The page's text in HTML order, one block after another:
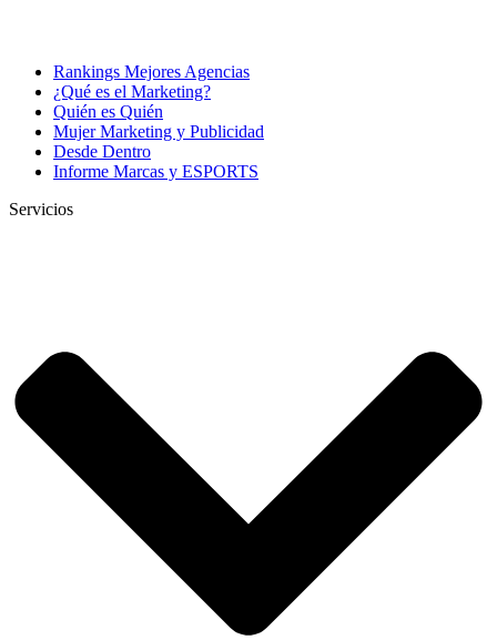
Rankings Mejores Agencias
¿Qué es el Marketing?
Quién es Quién
Mujer Marketing y Publicidad
Desde Dentro
Informe Marcas y ESPORTS
Servicios